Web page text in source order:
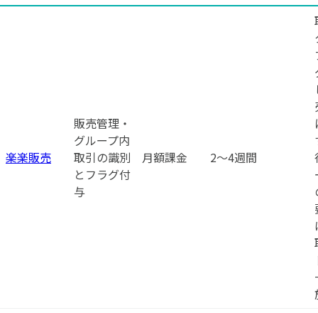
楽楽販売
販売管理・
グループ内
取引の識別
とフラグ付
与
月額課金 2〜4週間